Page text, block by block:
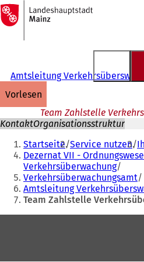
Inhalt anspringen
Zur
Startseite
Amtsleitung
vorlesen
Team Zahlstelle
KontaktOrganisationsstruktur
Sie
befinden
sich
hier:
Startseite Service nutzen
Dezernat VII -
Verkehrsüberwachung
Verkehrsüberwachungsamt
Amtsleitung
Team Zahlstelle